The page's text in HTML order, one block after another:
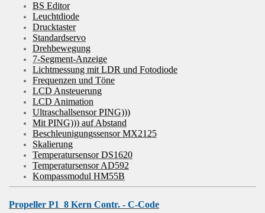
BS Editor
Leuchtdiode
Drucktaster
Standardservo
Drehbewegung
7-Segment-Anzeige
Lichtmessung mit LDR und Fotodiode
Frequenzen und Töne
LCD Ansteuerung
LCD Animation
Ultraschallsensor PING)))
Mit PING))) auf Abstand
Beschleunigungssensor MX2125
Skalierung
Temperatursensor DS1620
Temperatursensor AD592
Kompassmodul HM55B
Propeller P1 8 Kern Contr. - C-Code